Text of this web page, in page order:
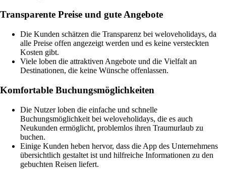
Transparente Preise und gute Angebote
Die Kunden schätzen die Transparenz bei weloveholidays, da
alle Preise offen angezeigt werden und es keine versteckten
Kosten gibt.
Viele loben die attraktiven Angebote und die Vielfalt an
Destinationen, die keine Wünsche offenlassen.
Komfortable Buchungsmöglichkeiten
Die Nutzer loben die einfache und schnelle
Buchungsmöglichkeit bei weloveholidays, die es auch
Neukunden ermöglicht, problemlos ihren Traumurlaub zu
buchen.
Einige Kunden heben hervor, dass die App des Unternehmens
übersichtlich gestaltet ist und hilfreiche Informationen zu den
gebuchten Reisen liefert.